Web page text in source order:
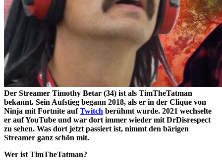
Der Streamer Timothy Betar (34) ist als TimTheTatman
bekannt. Sein Aufstieg begann 2018, als er in der Clique von
Ninja mit Fortnite aufTwitch berühmt wurde. 2021 wechselte
er auf YouTube und war dort immer wieder mit DrDisrespect
zu sehen. Was dort jetzt passiert ist, nimmt den bärigen
Streamer ganz schön mit.
Wer ist TimTheTatman?